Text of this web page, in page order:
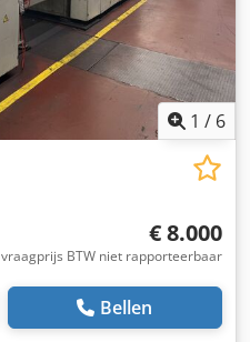
1 / 6
€ 8.000
vraagprijs BTW niet rapporteerbaar
Bellen